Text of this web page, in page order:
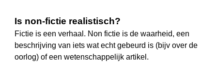
Is non-fictie realistisch?
Fictie is een verhaal. Non fictie is de waarheid, een
beschrijving van iets wat echt gebeurd is (bijv over de
oorlog) of een wetenschappelijk artikel.